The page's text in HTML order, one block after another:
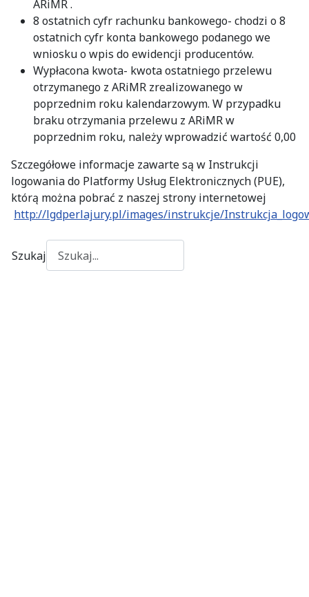
ARiMR .
8 ostatnich cyfr rachunku bankowego- chodzi o 8
ostatnich cyfr konta bankowego podanego we
wniosku o wpis do ewidencji producentów.
Wypłacona kwota- kwota ostatniego przelewu
otrzymanego z ARiMR zrealizowanego w
poprzednim roku kalendarzowym. W przypadku
braku otrzymania przelewu z ARiMR w
poprzednim roku, należy wprowadzić wartość 0,00
Szczegółowe informacje zawarte są w Instrukcji
logowania do Platformy Usług Elektronicznych (PUE),
którą można pobrać z naszej strony internetowej
http://lgdperlajury.pl/images/instrukcje/
Szukaj